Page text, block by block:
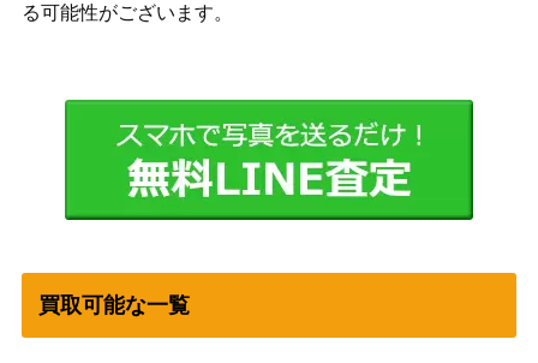
る可能性がございます。
買取可能な一覧